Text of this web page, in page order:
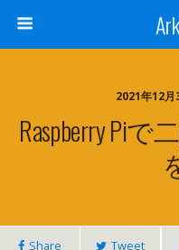
2021年12
Raspberry Pi
Share Tweet